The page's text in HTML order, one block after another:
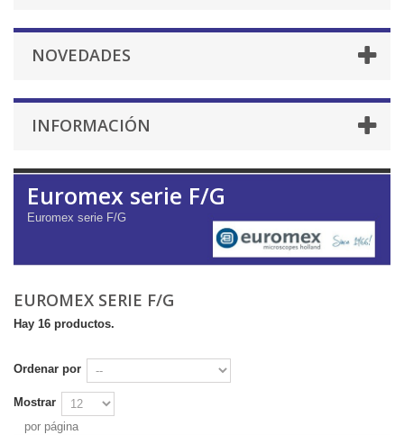
NOVEDADES
INFORMACIÓN
Euromex serie F/G
Euromex serie F/G
EUROMEX SERIE F/G
Hay 16 productos.
Ordenar por
Mostrar
por página